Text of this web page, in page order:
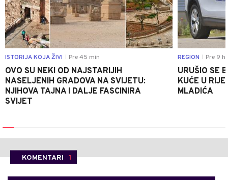
ISTORIJA KOJA ŽIVI Pre 45 min
OVO SU NEKI OD NAJSTARIJIH
NASELJENIH GRADOVA NA SVIJETU:
NJIHOVA TAJNA I DALJE FASCINIRA
SVIJET
REGION Pre 9 h
URUŠIO SE
KUĆE U
MLADIĆA
KOMENTARI 1